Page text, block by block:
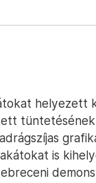
helyezett
is